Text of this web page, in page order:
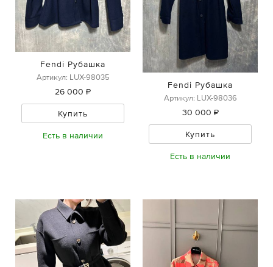
Fendi Рубашка
Артикул: LUX-98035
26 000 ₽
Купить
Есть в наличии
Fendi Рубашка
Артикул: LUX-98036
30 000 ₽
Купить
Есть в наличии